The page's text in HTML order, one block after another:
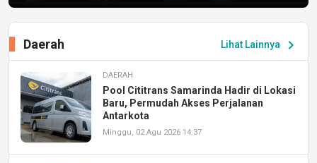
Lihat Lainnya chevron_right
Daerah
DAERAH
Pool Cititrans Samarinda Hadir di Lokasi
Baru, Permudah Akses Perjalanan
Antarkota
Minggu, 02 Agu 2026 14:37